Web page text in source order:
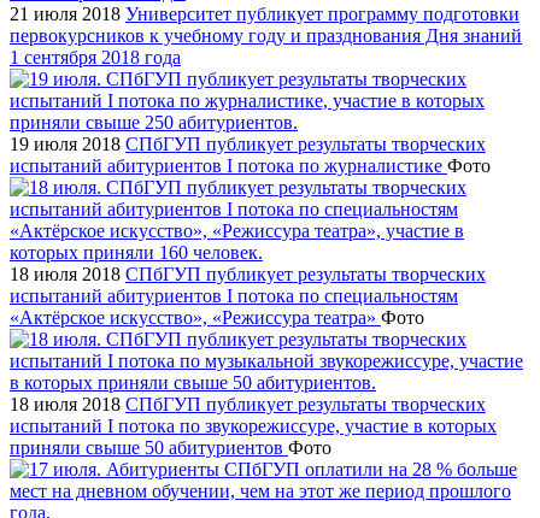
21 июля 2018 Университет публикует программу подготовки
первокурсников к учебному году и празднования Дня знаний
1 сентября 2018 года
19 июля 2018 СПбГУП публикует результаты творческих
испытаний абитуриентов I потока по журналистике Фото
18 июля 2018 СПбГУП публикует результаты творческих
испытаний абитуриентов I потока по специальностям
«Актёрское искусство», «Режиссура театра» Фото
18 июля 2018 СПбГУП публикует результаты творческих
испытаний I потока по звукорежиссуре, участие в которых
приняли свыше 50 абитуриентов Фото